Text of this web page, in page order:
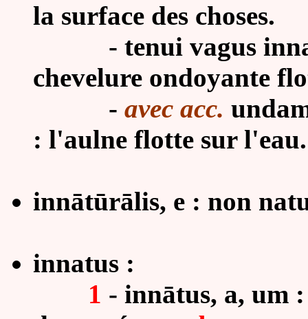
la surface des choses.
- tenui vagus
chevelure ondoyante
- avec acc.
: l'aulne flotte sur l'eau
innātūrālis, e : non
innatus :
1 - innātus, a, um